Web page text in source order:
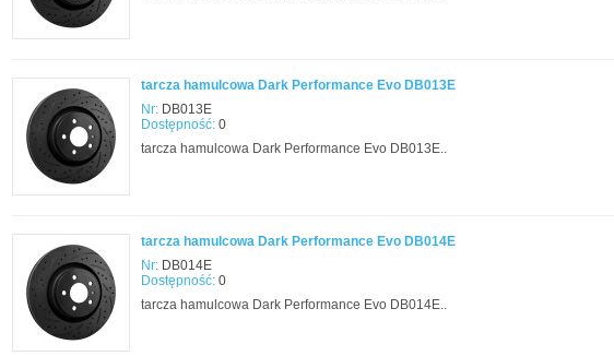
tarcza hamulcowa Dark Performance Evo DB013E
Nr: DB013E
Dostępność: 0
tarcza hamulcowa Dark Performance Evo DB013E..
tarcza hamulcowa Dark Performance Evo DB014E
Nr: DB014E
Dostępność: 0
tarcza hamulcowa Dark Performance Evo DB014E..